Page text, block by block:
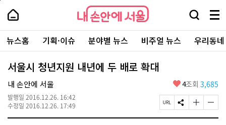
본
로
가
내
손
안
에
서
울
-
서
울
시
대
표
소
내
손
에
울
검
창
열
기
메
뉴
전
체
보
주
요
서
뉴스홈 기획·이슈 분야별 뉴스 비주얼 뉴스 우리동
서울시 청년지원 내년에 두 배로 확대
내 손안에 서울
발행일 2016.12.26. 16:42
수정일 2016.12.26. 17:49
좋
요
4조회 3,685
페
이
S
N
글
자
글
자
페
상
단
로